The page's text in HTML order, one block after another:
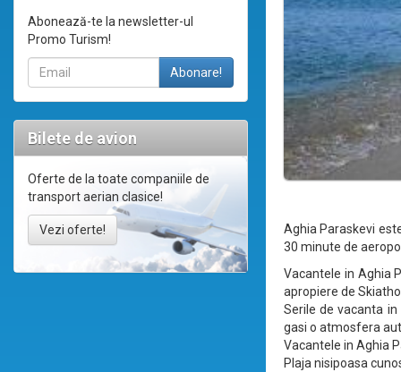
Abonează-te la newsletter-ul
Promo Turism!
Bilete de avion
Oferte de la toate companiile de
transport aerian clasice!
Vezi oferte!
Aghia Paraskevi
30 minute de
Vacantele in Aghia
apropiere de
Serile de vacanta
gasi o atmosfera
Vacantele in Aghia
Plaja nisipoasa